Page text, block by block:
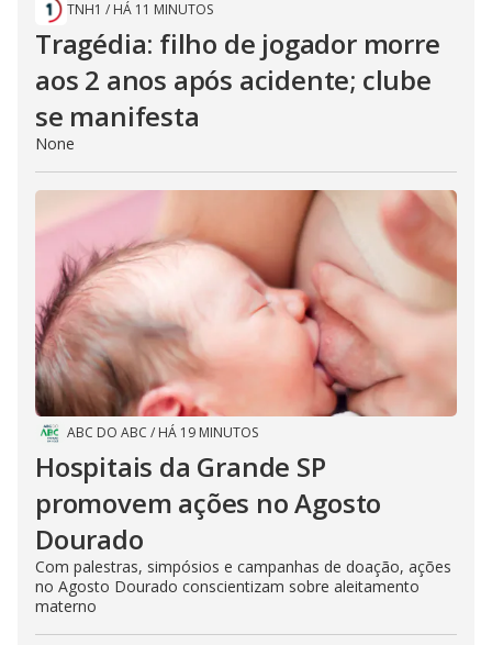
TNH1 / HÁ 11 MINUTOS
Tragédia: filho de jogador morre
aos 2 anos após acidente; clube
se manifesta
None
ABC DO ABC / HÁ 19 MINUTOS
Hospitais da Grande SP
promovem ações no Agosto
Dourado
Com palestras, simpósios e campanhas de doação, ações
no Agosto Dourado conscientizam sobre aleitamento
materno